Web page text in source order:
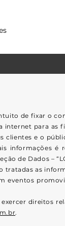
de fixar o
para as
e o
informações é
de Dados –
tratadas as
eventos
direitos
.